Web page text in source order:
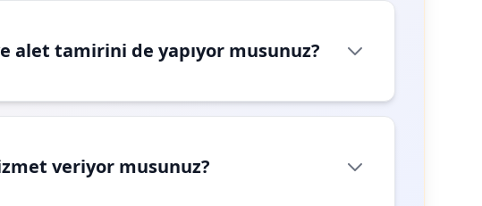
alet tamirini de yapıyor musunuz?
veriyor musunuz?